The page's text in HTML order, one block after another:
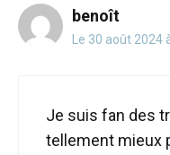
benoît
Le 30 août 2024
Je suis fan des
tellement mieux